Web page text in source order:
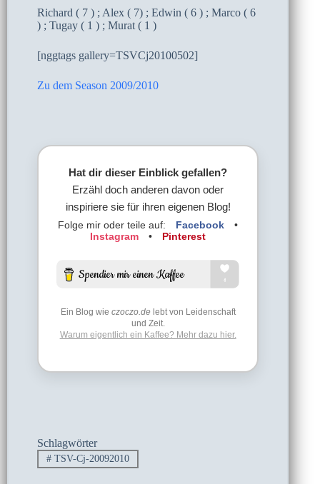
Richard ( 7 ) ; Alex ( 7) ; Edwin ( 6 ) ; Marco ( 6
) ; Tugay ( 1 ) ; Murat ( 1 )
[nggtags gallery=TSVCj20100502]
Zu dem Season 2009/2010
Hat dir dieser Einblick gefallen?
Erzähl doch anderen davon oder
inspiriere sie für ihren eigenen Blog!
Folge mir oder teile auf: Facebook
•
Instagram
• Pinterest
Ein Blog wie czoczo.delebt von Leidenschaft
und Zeit.
Warum eigentlich ein Kaffee? Mehr dazu hier.
Schlagwörter
#TSV-Cj-20092010